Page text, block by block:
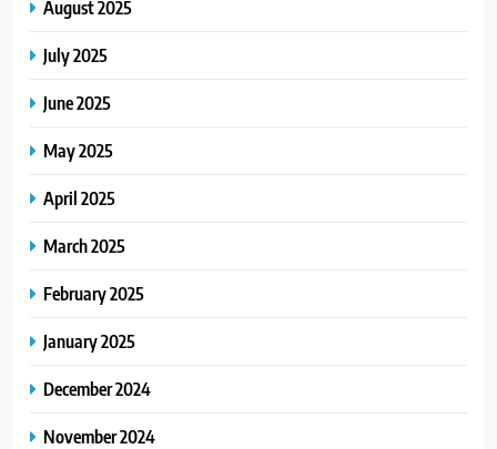
August 2025
July 2025
June 2025
May 2025
April 2025
March 2025
February 2025
January 2025
December 2024
November 2024